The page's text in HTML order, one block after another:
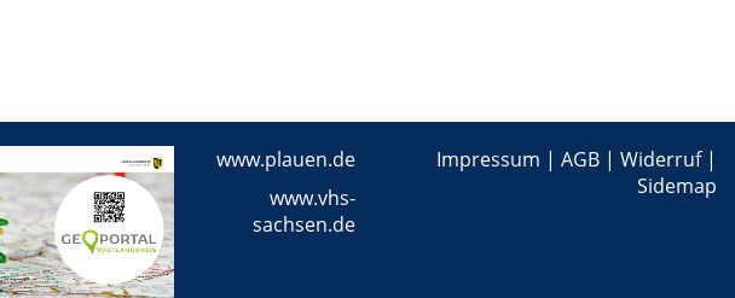
www.plauen.de
www.vhs-
sachsen.de
Impressum | AGB| Widerruf|
Sidemap